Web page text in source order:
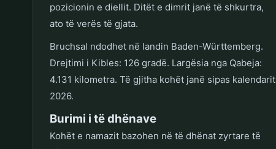
pozicionin e diellit. Ditët e dimrit janë të shkurtra,
ato të verës të gjata.
Bruchsal ndodhet në landin Baden-Württemberg.
Drejtimi i Kibles: 126 gradë. Largësia nga Qabeja:
4.131 kilometra. Të gjitha kohët janë sipas kalendarit
2026.
Burimi i të dhënave
Kohët e namazit bazohen në të dhënat zyrtare të